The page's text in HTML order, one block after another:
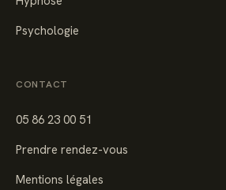
Psychologie
CONTACT
05 86 23 00 51
Prendre rendez-vous
Mentions légales